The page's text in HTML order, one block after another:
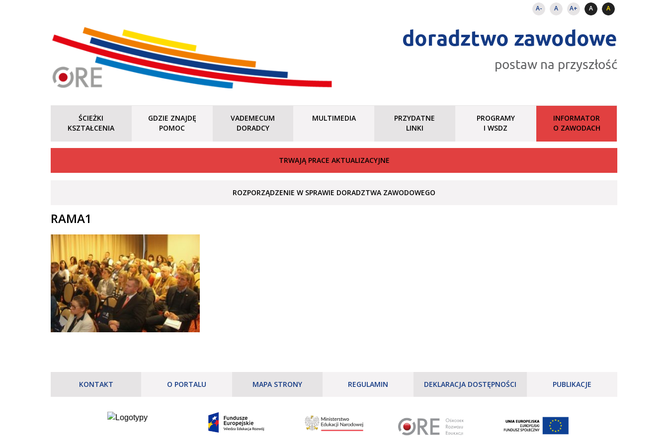
A- A A+ A A
doradztwo zawodowe
postaw na przyszłość
ŚCIEŻKI
KSZTAŁCENIA
GDZIE ZNAJDĘ
POMOC
VADEMECUM
DORADCY
MULTIMEDIA
PRZYDATNE
LINKI
PROGRAMY
I WSDZ
INFORMATOR
O ZAWODACH
TRWAJĄ PRACE AKTUALIZACYJNE
ROZPORZĄDZENIE W SPRAWIE DORADZTWA ZAWODOWEGO
RAMA1
KONTAKT O PORTALU MAPA STRONY REGULAMIN DEKLARACJA DOSTĘPNOŚCI PUBLIKACJE